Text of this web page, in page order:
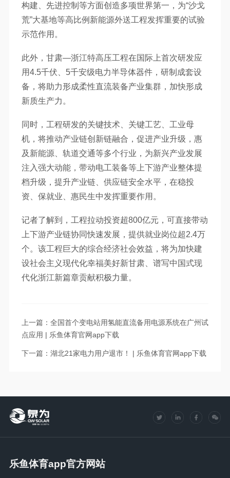
构建、先进控制等方面创造多项世界第一，为“沙戈
荒”大基地等高比例新能源外送工程发挥重要的试验
示范作用。
此外，甘肃—浙江特高压工程在国际上首次研发应
用4.5千伏、5千安级电力半导体器件，研制成套设
备，将助力形成柔性直流装备产业集群，加快形成
新质生产力。
同时，工程研发的关键技术、关键工艺、工业母
机，将推动产业链创新链融合，促进产业升级，惠
及新能源、轨道交通等多个行业，为新兴产业发展
注入强大动能，带动电工装备等上下游产业整体提
档升级，提升产业链、供应链安全水平，在稳投
资、保就业、惠民生中发挥重要作用。
记者了解到，工程拉动投资超800亿元，可直接带动
上下游产业链协同快速发展，提供就业岗位超2.4万
个。该工程巨大的综合经济社会效益，将为加快建
设社会主义现代化幸福美好新甘肃、谱写中国式现
代化浙江新篇章贡献积极力量。
上一篇：全国首个变电站用氢能直流备用电源系统在广州试
点应用 | 乐鱼体育官网app下载
下一篇：湖北21家电力用户退市！ | 乐鱼体育官网app下载
乐鱼体育app官方网站